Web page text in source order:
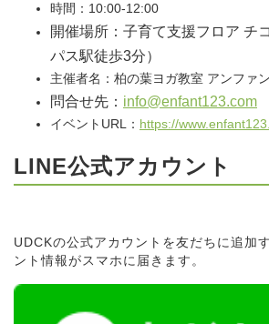
時間：10:00-12:00
開催場所：子育て支援フロア チ
パス駅徒歩3分）
主催者名：柏の葉ヨガ教室 アンファン
問合せ先： info@enfant123.com
イベントURL： https://
LINE公式アカウント
UDCKの公式アカウントを友だちに追加
ント情報がスマホに届きます。